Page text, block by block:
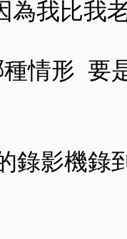
為我比
種情形 要
錄影機